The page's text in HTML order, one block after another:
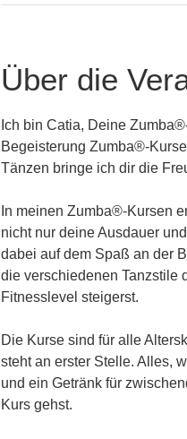
Über die
Ich bin Catia, Deine
Begeisterung Zumba®-
Tänzen bringe ich dir die
In meinen Zumba®-Kursen
nicht nur deine Ausdauer
dabei auf dem Spaß an der
die verschiedenen Tanzstile
Fitnesslevel steigerst.
Die Kurse sind für alle
steht an erster Stelle. Alles,
und ein Getränk für
Kurs gehst.